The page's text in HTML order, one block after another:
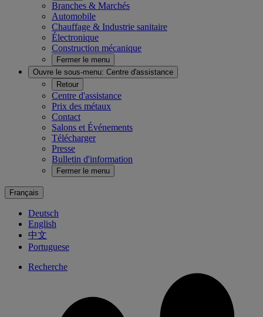
Branches & Marchés
Automobile
Chauffage & Industrie sanitaire
Électronique
Construction mécanique
Fermer le menu
Ouvre le sous-menu: Centre d'assistance
Retour
Centre d'assistance
Prix des métaux
Contact
Salons et Événements
Télécharger
Presse
Bulletin d'information
Fermer le menu
Français
Deutsch
English
中文
Portuguese
Recherche